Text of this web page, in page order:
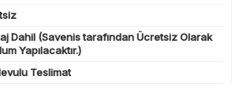
Dahil (Savenis tarafından Ücretsiz Olarak
Yapılacaktır.)
Teslimat